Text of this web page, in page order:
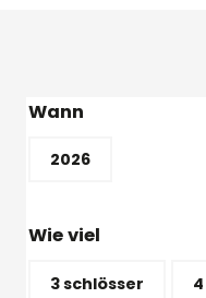
Wann
2026
Wie viel
3 schlösser